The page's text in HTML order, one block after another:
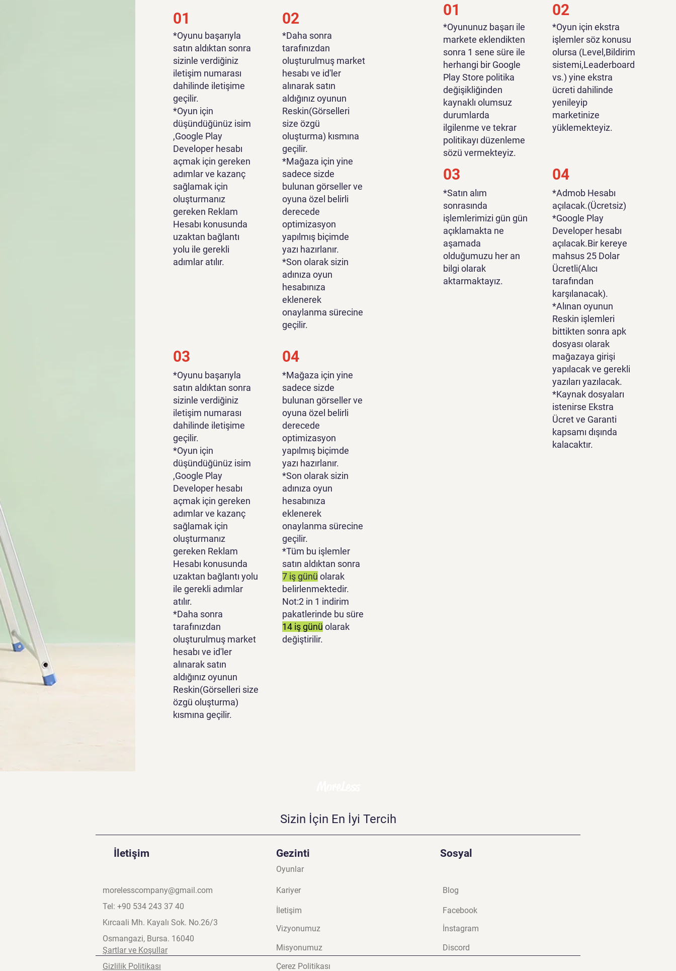
01
*Oyunu başarıyla
satın aldıktan sonra
sizinle verdiğiniz
iletişim numarası
dahilinde iletişime
geçilir.
*Oyun için
düşündüğünüz isim
,Google Play
Developer hesabı
açmak için gereken
adımlar ve kazanç
sağlamak için
oluşturmanız
gereken Reklam
Hesabı konusunda
uzaktan bağlantı
yolu ile gerekli
adımlar atılır.
02
*Daha sonra
tarafınızdan
oluşturulmuş market
hesabı ve id'ler
alınarak satın
aldığınız oyunun
Reskin(Görselleri
size özgü
oluşturma) kısmına
geçilir.
*Mağaza için yine
sadece sizde
bulunan görseller ve
oyuna özel belirli
derecede
optimizasyon
yapılmış biçimde
yazı hazırlanır.
*Son olarak sizin
adınıza oyun
hesabınıza
eklenerek
onaylanma sürecine
geçilir.
03
*Oyunu başarıyla
satın aldıktan sonra
sizinle verdiğiniz
iletişim numarası
dahilinde iletişime
geçilir.
*Oyun için
düşündüğünüz isim
,Google Play
Developer hesabı
açmak için gereken
adımlar ve kazanç
sağlamak için
oluşturmanız
gereken Reklam
Hesabı konusunda
uzaktan bağlantı yolu
ile gerekli adımlar
atılır.
*Daha sonra
tarafınızdan
oluşturulmuş market
hesabı ve id'ler
alınarak satın
aldığınız oyunun
Reskin(Görselleri size
özgü oluşturma)
kısmına geçilir.
04
*Mağaza için yine
sadece sizde
bulunan görseller ve
oyuna özel belirli
derecede
optimizasyon
yapılmış biçimde
yazı hazırlanır.
*Son olarak sizin
adınıza oyun
hesabınıza
eklenerek
onaylanma sürecine
geçilir.
*Tüm bu işlemler
satın aldıktan sonra
7 iş günü olarak
belirlenmektedir.
Not:2 in 1 indirim
pakatlerinde bu süre
14 iş günü olarak
değiştirilir.
01
​*Oyununuz başarı ile
markete eklendikten
sonra 1 sene süre ile
herhangi bir Google
Play Store politika
değişikliğinden
kaynaklı olumsuz
durumlarda
ilgilenme ve tekrar
politikayı düzenleme
sözü vermekteyiz.
03
*Satın alım
sonrasında
işlemlerimizi gün gün
açıklamakta ne
aşamada
olduğumuzu her an
bilgi olarak
aktarmaktayız.
02
*Oyun için ekstra
işlemler söz konusu
olursa (Level,Bildirim
sistemi,Leaderboard
vs.) yine ekstra
ücreti dahilinde
yenileyip
marketinize
yüklemekteyiz.
04
*Admob Hesabı
açılacak.(Ücretsiz)
*Google Play
Developer hesabı
açılacak.Bir kereye
mahsus 25 Dolar
Ücretli(Alıcı
tarafından
karşılanacak).
*Alınan oyunun
Reskin işlemleri
bittikten sonra apk
dosyası olarak
mağazaya girişi
yapılacak ve gerekli
yazıları yazılacak.
*Kaynak dosyaları
istenirse Ekstra
Ücret ve Garanti
kapsamı dışında
kalacaktır.
Sizin İçin En İyi Tercih
İletişim
morelesscompany@gmail.com
Tel: +90 534 243 37 40
Kırcaali Mh. Kayalı Sok. No.26/3
Osmangazi, Bursa. 16040
Şartlar ve Koşullar
Gizlilik Politikası
Gezinti
Oyunlar
Kariyer
İletişim
Vizyonumuz
Misyonumuz
Çerez Politikası
Sosyal
Blog
Facebook
İnstagram
Discord